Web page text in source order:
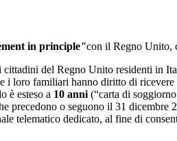
in principle"con il Regno Unito,
del Regno Unito residenti in
i loro familiari hanno diritto di ricevere
è esteso a 10 anni (“carta di
precedono o seguono il 31
telematico dedicato, al fine di